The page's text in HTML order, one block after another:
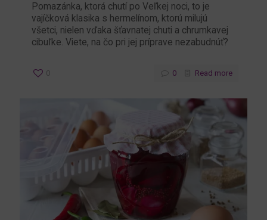
Pomazánka, ktorá chutí po Veľkej noci, to je
vajíčková klasika s hermelínom, ktorú milujú
všetci, nielen vďaka šťavnatej chuti a chrumkavej
cibuľke. Viete, na čo pri jej príprave nezabudnúť?
0 0 Read more